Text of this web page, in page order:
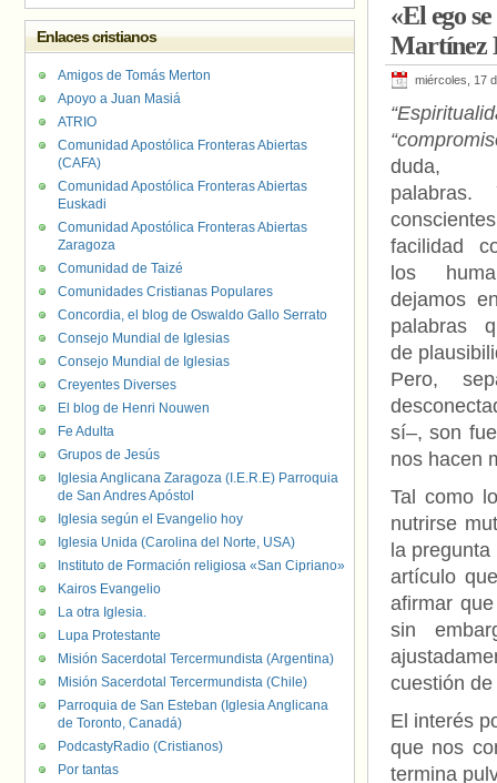
«El ego
Martínez
miércoles, 17
duda,
palabras.
facilidad
los
dejamos
palabras
de
Pero,
sí–, son
nos hacen
Tal como
nutrirse
la
artículo
afirmar
sin
cuestión
El interés
que nos
termina
Enlaces cristianos
Amigos de Tomás Merton
Apoyo a Juan Masiá
ATRIO
Comunidad Apostólica Fronteras Abiertas
(CAFA)
Comunidad Apostólica Fronteras Abiertas
Euskadi
Comunidad Apostólica Fronteras Abiertas
Zaragoza
Comunidad de Taizé
Comunidades Cristianas Populares
Concordia, el blog de Oswaldo Gallo Serrato
Consejo Mundial de Iglesias
Consejo Mundial de Iglesias
Creyentes Diverses
El blog de Henri Nouwen
Fe Adulta
Grupos de Jesús
Iglesia Anglicana Zaragoza (I.E.R.E) Parroquia
de San Andres Apóstol
Iglesia según el Evangelio hoy
Iglesia Unida (Carolina del Norte, USA)
Instituto de Formación religiosa «San Cipriano»
Kairos Evangelio
La otra Iglesia.
Lupa Protestante
Misión Sacerdotal Tercermundista (Argentina)
Misión Sacerdotal Tercermundista (Chile)
Parroquia de San Esteban (Iglesia Anglicana
de Toronto, Canadá)
PodcastyRadio (Cristianos)
Por tantas